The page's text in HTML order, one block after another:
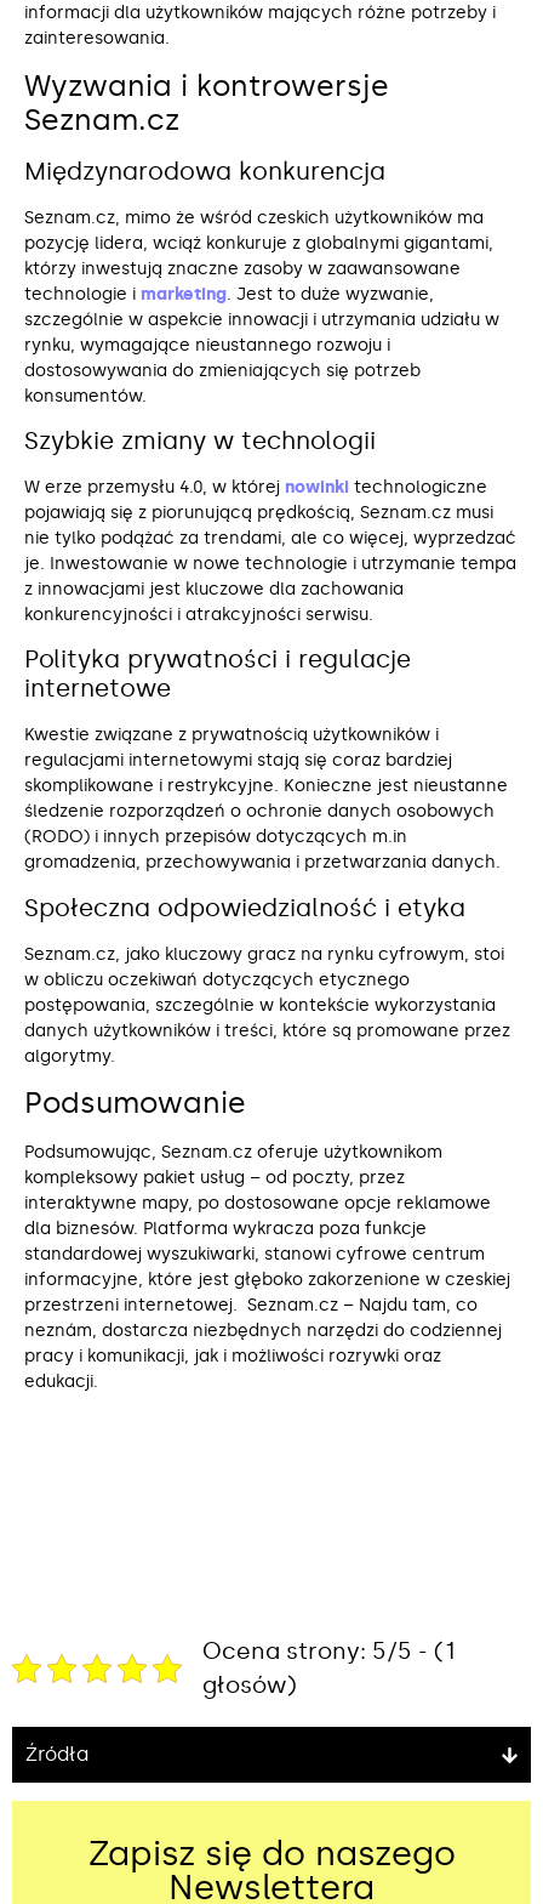
informacji dla użytkowników mających różne potrzeby i
zainteresowania.
Wyzwania i kontrowersje
Seznam.cz
Międzynarodowa konkurencja
Seznam.cz, mimo że wśród czeskich użytkowników ma
pozycję lidera, wciąż konkuruje z globalnymi gigantami,
którzy inwestują znaczne zasoby w zaawansowane
technologie i marketing. Jest to duże wyzwanie,
szczególnie w aspekcie innowacji i utrzymania udziału w
rynku, wymagające nieustannego rozwoju i
dostosowywania do zmieniających się potrzeb
konsumentów.
Szybkie zmiany w technologii
W erze przemysłu 4.0, w której nowinki technologiczne
pojawiają się z piorunującą prędkością, Seznam.cz musi
nie tylko podążać za trendami, ale co więcej, wyprzedzać
je. Inwestowanie w nowe technologie i utrzymanie tempa
z innowacjami jest kluczowe dla zachowania
konkurencyjności i atrakcyjności serwisu.
Polityka prywatności i regulacje
internetowe
Kwestie związane z prywatnością użytkowników i
regulacjami internetowymi stają się coraz bardziej
skomplikowane i restrykcyjne. Konieczne jest nieustanne
śledzenie rozporządzeń o ochronie danych osobowych
(RODO) i innych przepisów dotyczących m.in
gromadzenia, przechowywania i przetwarzania danych.
Społeczna odpowiedzialność i etyka
Seznam.cz, jako kluczowy gracz na rynku cyfrowym, stoi
w obliczu oczekiwań dotyczących etycznego
postępowania, szczególnie w kontekście wykorzystania
danych użytkowników i treści, które są promowane przez
algorytmy.
Podsumowanie
Podsumowując, Seznam.cz oferuje użytkownikom
kompleksowy pakiet usług – od poczty, przez
interaktywne mapy, po dostosowane opcje reklamowe
dla biznesów. Platforma wykracza poza funkcje
standardowej wyszukiwarki, stanowi cyfrowe centrum
informacyjne, które jest głęboko zakorzenione w czeskiej
przestrzeni internetowej. Seznam.cz – Najdu tam, co
neznám, dostarcza niezbędnych narzędzi do codziennej
pracy i komunikacji, jak i możliwości rozrywki oraz
edukacji.
Ocena strony: 5/5 - (1
głosów)
Źródła
Zapisz się do naszego
Newslettera